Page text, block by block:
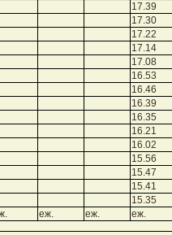
17.39
17.30
17.22
17.14
17.08
16.53
16.46
16.39
16.35
16.21
16.02
15.56
15.47
15.41
15.35
еж. еж. еж.